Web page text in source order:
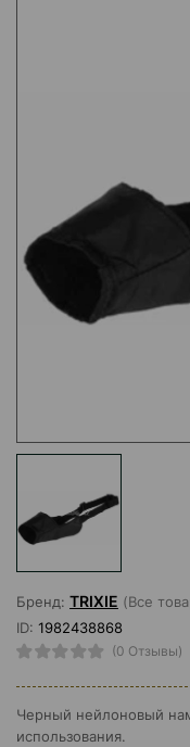
Бренд: TRIXIE (Все
ID: 1982438868
(0 Отзывы)
Черный нейлоновый
использования.